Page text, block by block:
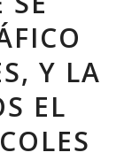
Y LA
EL